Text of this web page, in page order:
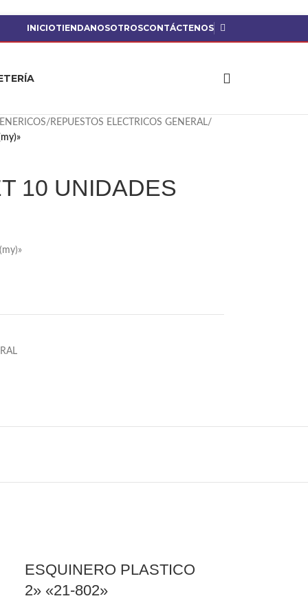
INICIOTIENDANOSOTROSCONTÁCTENOS
/ REPUESTOS ELECTRICOS GENERAL/
10 UNIDADES
ESQUINERO PLASTICO
2» «21-802»